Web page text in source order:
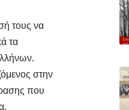
τους να
τα
στην
που